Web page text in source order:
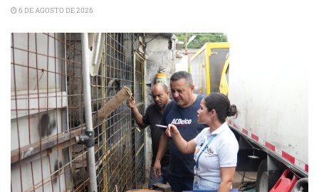
6 DE AGOSTO DE 2026